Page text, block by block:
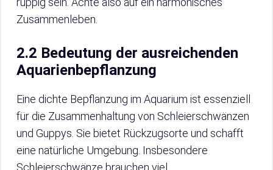
Zusammenleben.
2.2 Bedeutung der ausreichenden
Aquarienbepflanzung
Eine dichte Bepflanzung im Aquarium ist essenziell
für die Zusammenhaltung von Schleierschwänzen
und Guppys. Sie bietet Rückzugsorte und schafft
eine natürliche Umgebung. Insbesondere
Schleierschwänze brauchen viel